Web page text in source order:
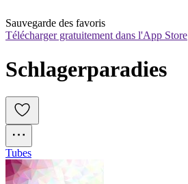
Sauvegarde des favoris
Télécharger gratuitement dans l'App Store
Schlagerparadies
Tubes